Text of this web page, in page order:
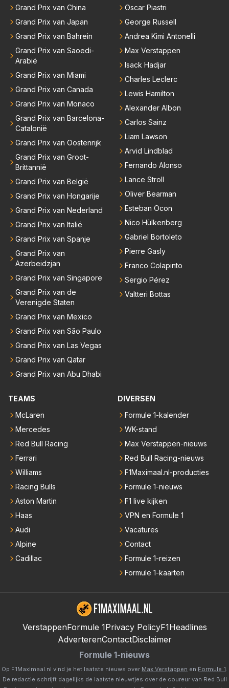
horen zeggen. Eigenlijk nog geen enkele andere cou
reur...
ch echt te kort ..
Grand Prix van China
Grand Prix van Japan
Grand Prix van Bahrein
Grand Prix van Saoedi-
Arabië
Grand Prix van Miami
Grand Prix van Canada
Grand Prix van Monaco
Grand Prix van Barcelona-
Catalonië
Grand Prix van Oostenrijk
Grand Prix van Groot-
Brittannië
Grand Prix van België
Grand Prix van Hongarije
Grand Prix van Nederland
Grand Prix van Italië
Grand Prix van Spanje
Grand Prix van
Azerbeidzjan
Grand Prix van Singapore
Grand Prix van de
Verenigde Staten
Grand Prix van Mexico
Grand Prix van São Paulo
Grand Prix van Las Vegas
Grand Prix van Qatar
Grand Prix van Abu Dhabi
Oscar Piastri
George Russell
Andrea Kimi Antonelli
Max Verstappen
Isack Hadjar
Charles Leclerc
Lewis Hamilton
Alexander Albon
Carlos Sainz
Liam Lawson
Arvid Lindblad
Fernando Alonso
Lance Stroll
Oliver Bearman
Esteban Ocon
Nico Hülkenberg
Gabriel Bortoleto
Pierre Gasly
Franco Colapinto
Sergio Pérez
Valtteri Bottas
TEAMS
McLaren
Mercedes
Red Bull Racing
Ferrari
Williams
Racing Bulls
Aston Martin
Haas
Audi
Alpine
Cadillac
DIVERSEN
Formule 1-kalender
WK-stand
Max Verstappen-nieuws
Red Bull Racing-nieuws
F1Maximaal.nl-producties
Formule 1-nieuws
F1 live kijken
VPN en Formule 1
Vacatures
Contact
Formule 1-reizen
Formule 1-kaarten
VerstappenFormule 1Privacy PolicyF1Headlines
AdverterenContactDisclaimer
Formule 1-nieuws
Op F1Maximaal.nl vind je het laatste nieuws over Max Verstappen en Formule 1.
De redactie schrijft dagelijks de laatste nieuwtjes over de coureur van Red Bull